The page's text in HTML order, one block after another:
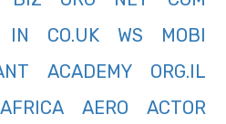
MOBI
WS
CO.UK
IN
ORG.IL
ACADEMY
ACTOR
AERO
AFRICA